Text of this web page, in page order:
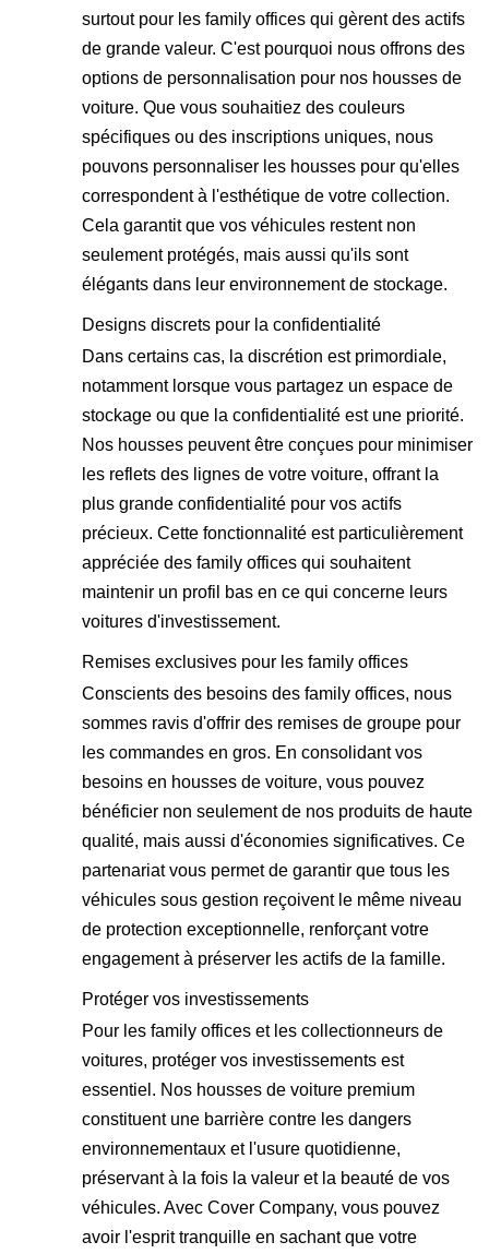
surtout pour les family offices qui gèrent des actifs
de grande valeur. C'est pourquoi nous offrons des
options de personnalisation pour nos housses de
voiture. Que vous souhaitiez des couleurs
spécifiques ou des inscriptions uniques, nous
pouvons personnaliser les housses pour qu'elles
correspondent à l'esthétique de votre collection.
Cela garantit que vos véhicules restent non
seulement protégés, mais aussi qu'ils sont
élégants dans leur environnement de stockage.
Designs discrets pour la confidentialité
Dans certains cas, la discrétion est primordiale,
notamment lorsque vous partagez un espace de
stockage ou que la confidentialité est une priorité.
Nos housses peuvent être conçues pour minimiser
les reflets des lignes de votre voiture, offrant la
plus grande confidentialité pour vos actifs
précieux. Cette fonctionnalité est particulièrement
appréciée des family offices qui souhaitent
maintenir un profil bas en ce qui concerne leurs
voitures d'investissement.
Remises exclusives pour les family offices
Conscients des besoins des family offices, nous
sommes ravis d'offrir des remises de groupe pour
les commandes en gros. En consolidant vos
besoins en housses de voiture, vous pouvez
bénéficier non seulement de nos produits de haute
qualité, mais aussi d'économies significatives. Ce
partenariat vous permet de garantir que tous les
véhicules sous gestion reçoivent le même niveau
de protection exceptionnelle, renforçant votre
engagement à préserver les actifs de la famille.
Protéger vos investissements
Pour les family offices et les collectionneurs de
voitures, protéger vos investissements est
essentiel. Nos housses de voiture premium
constituent une barrière contre les dangers
environnementaux et l'usure quotidienne,
préservant à la fois la valeur et la beauté de vos
véhicules. Avec Cover Company, vous pouvez
avoir l'esprit tranquille en sachant que votre